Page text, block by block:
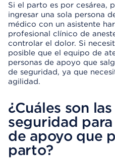
Si el parto es por cesárea,
ingresar una sola persona
médico con un asistente
profesional clínico de
controlar el dolor. Si
posible que el equipo de
personas de apoyo que
de seguridad, ya que
agilidad.
¿Cuáles son
seguridad
de apoyo que
parto?